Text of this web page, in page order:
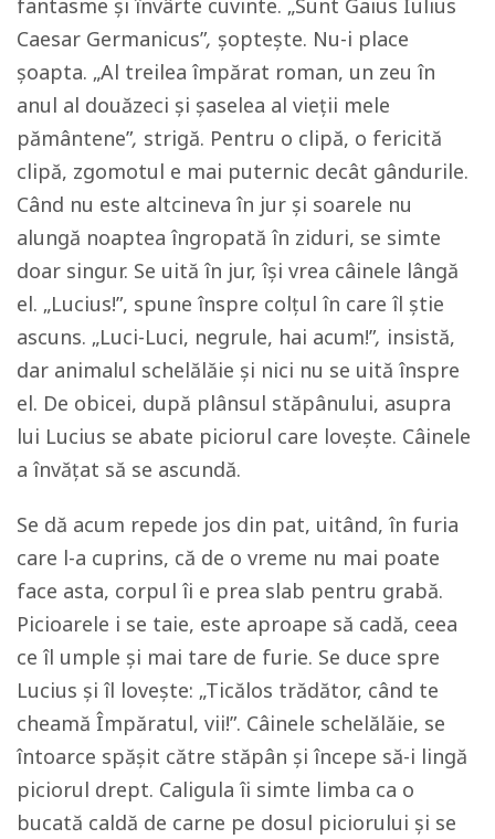
Caesar Germanicus”, șoptește. Nu-i place
șoapta. „Al treilea împărat roman, un zeu în
anul al douăzeci și șaselea al vieții mele
pământene”, strigă. Pentru o clipă, o fericită
clipă, zgomotul e mai puternic decât gândurile.
Când nu este altcineva în jur și soarele nu
alungă noaptea îngropată în ziduri, se simte
doar singur. Se uită în jur, își vrea câinele lângă
el. „Lucius!”, spune înspre colțul în care îl știe
ascuns. „Luci-Luci, negrule, hai acum!”, insistă,
dar animalul schelălăie și nici nu se uită înspre
el. De obicei, după plânsul stăpânului, asupra
lui Lucius se abate piciorul care lovește. Câinele
a învățat să se ascundă.
Se dă acum repede jos din pat, uitând, în furia
care l-a cuprins, că de o vreme nu mai poate
face asta, corpul îi e prea slab pentru grabă.
Picioarele i se taie, este aproape să cadă, ceea
ce îl umple și mai tare de furie. Se duce spre
Lucius și îl lovește: „Ticălos trădător, când te
cheamă Împăratul, vii!”. Câinele schelălăie, se
întoarce spășit către stăpân și începe să-i lingă
piciorul drept. Caligula îi simte limba ca o
bucată caldă de carne pe dosul piciorului și se